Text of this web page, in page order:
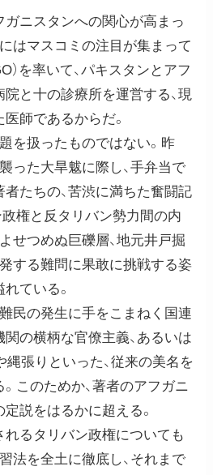
ニスタンへの関心が高まっ
はマスコミの注目が集まって
）を率いて、パキスタンとアフ
と十の診療所を運営する、現
師であるからだ。
を扱ったものではない。昨
った大旱魃に際し、手弁当で
たちの、苦渋に満ちた奮闘記
権と反タリバン勢力間の内
せつめぬ巨礫層、地元井戸掘
する難問に果敢に挑戦する姿
ている。
民の発生に手をこまねく国連
の横柄な官僚主義、あるいは
張りといった、従来の美名を
このためか、著者のアフガニ
説をはるかに超える。
るタリバン政権についても
法を全土に徹底し、それまで